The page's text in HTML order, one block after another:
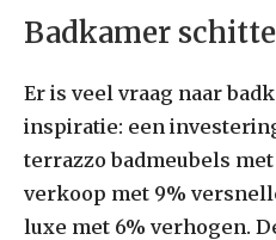
Badkamer
Er is veel vraag naar
inspiratie: een
terrazzo badmeubels
verkoop met 9%
luxe met 6% verhogen.